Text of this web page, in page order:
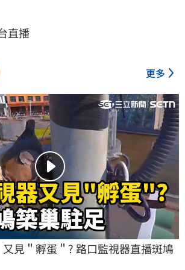
直播
更多
又見＂孵蛋＂? 路口監視器直播斑鳩